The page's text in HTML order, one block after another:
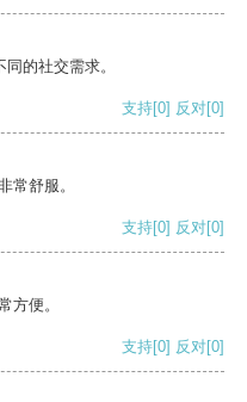
的社交需求。
支持[0] 反对[0]
常舒服。
支持[0] 反对[0]
方便。
支持[0] 反对[0]